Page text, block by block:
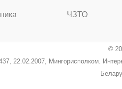
ЧЗТО
©
22.02.2007, Мингорисполком.